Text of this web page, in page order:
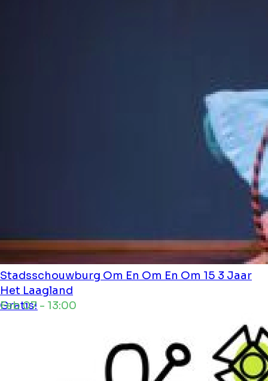
Stadsschouwburg Om En Om En Om 15 3 Jaar
Het Laagland
Feb 07 - 13:00
Gratis!